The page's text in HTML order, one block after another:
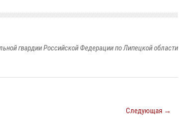
гвардии Российской Федерации по Липецкой области
Следующая →